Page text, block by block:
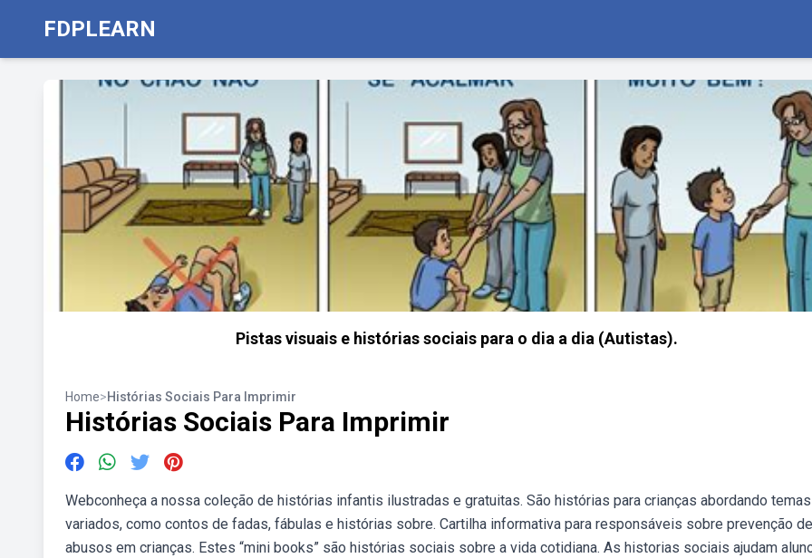
FDPLEARN
Pistas visuais e histórias sociais para o dia a dia (Autistas).
Home>Histórias Sociais Para Imprimir
Histórias Sociais Para Imprimir
Webconheça a nossa coleção de histórias infantis ilustradas e gratuitas. São histórias para crianças abordando temas
variados, como contos de fadas, fábulas e histórias sobre. Cartilha informativa para responsáveis sobre prevenção de
abusos em crianças. Estes “mini books” são histórias sociais sobre a vida cotidiana. As historias sociais ajudam